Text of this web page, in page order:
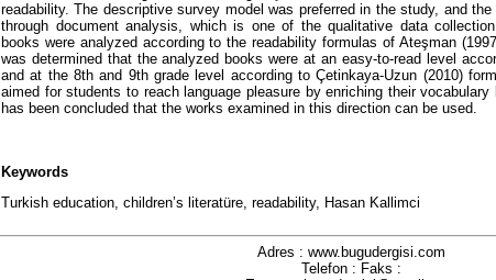
readability. The descriptive survey model was preferred in the study, and
through document analysis, which is one of the qualitative data
books were analyzed according to the readability formulas of Ateşman
was determined that the analyzed books were at an easy-to-read level
and at the 8th and 9th grade level according to Çetinkaya-Uzun (2010)
aimed for students to reach language pleasure by enriching their
has been concluded that the works examined in this direction can be used.
Keywords
Turkish education, children’s literatüre, readability, Hasan Kallimci
Adres : www.bugudergisi.com
Telefon : Faks :